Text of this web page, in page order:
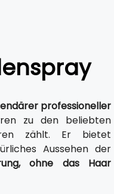
professioneller
zu den beliebten
zählt. Er bietet
Aussehen der
ohne das Haar